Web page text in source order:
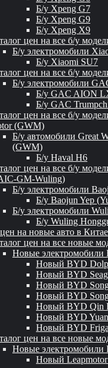
Б/у Xpeng G7
Б/у Xpeng G9
Б/у Xpeng X9
цен на все б/у
Б/у электромобили
Б/у Xiaomi SU7
цен на все б/у
Б/у электромобили
Б/у GAC AION
Б/у GAC
цен на все б/у
(GWM)
Б/у автомобили Great
(GWM)
Б/у Haval H6
цен на все б/у
GM-Wuling)
Б/у электромобили
Б/у Baojun Yep
Б/у электромобили
Б/у Wuling
на новые авто в Китае
цен на все новые
Новые электромобили
Новый BYD
Новый BYD
Новый BYD
Новый BYD
Новый BYD Qin
Новый BYD
Новый BYD
цен на все новые
Новые электромобили
Новый Leapmotor